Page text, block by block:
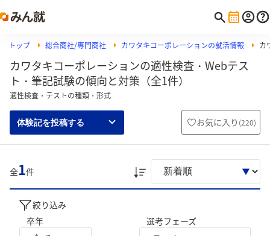
トップ 総合商社/専門商社 カワタキコーポレーションの就活情報 カ
カワタキコーポレーションの適性検査・Webテス
ト・筆記試験の傾向と対策（全1件）
適性検査・テストの種類・形式
体験記を投稿する お気に入り (220)
全1件
絞り込み
卒年
選考フェーズ